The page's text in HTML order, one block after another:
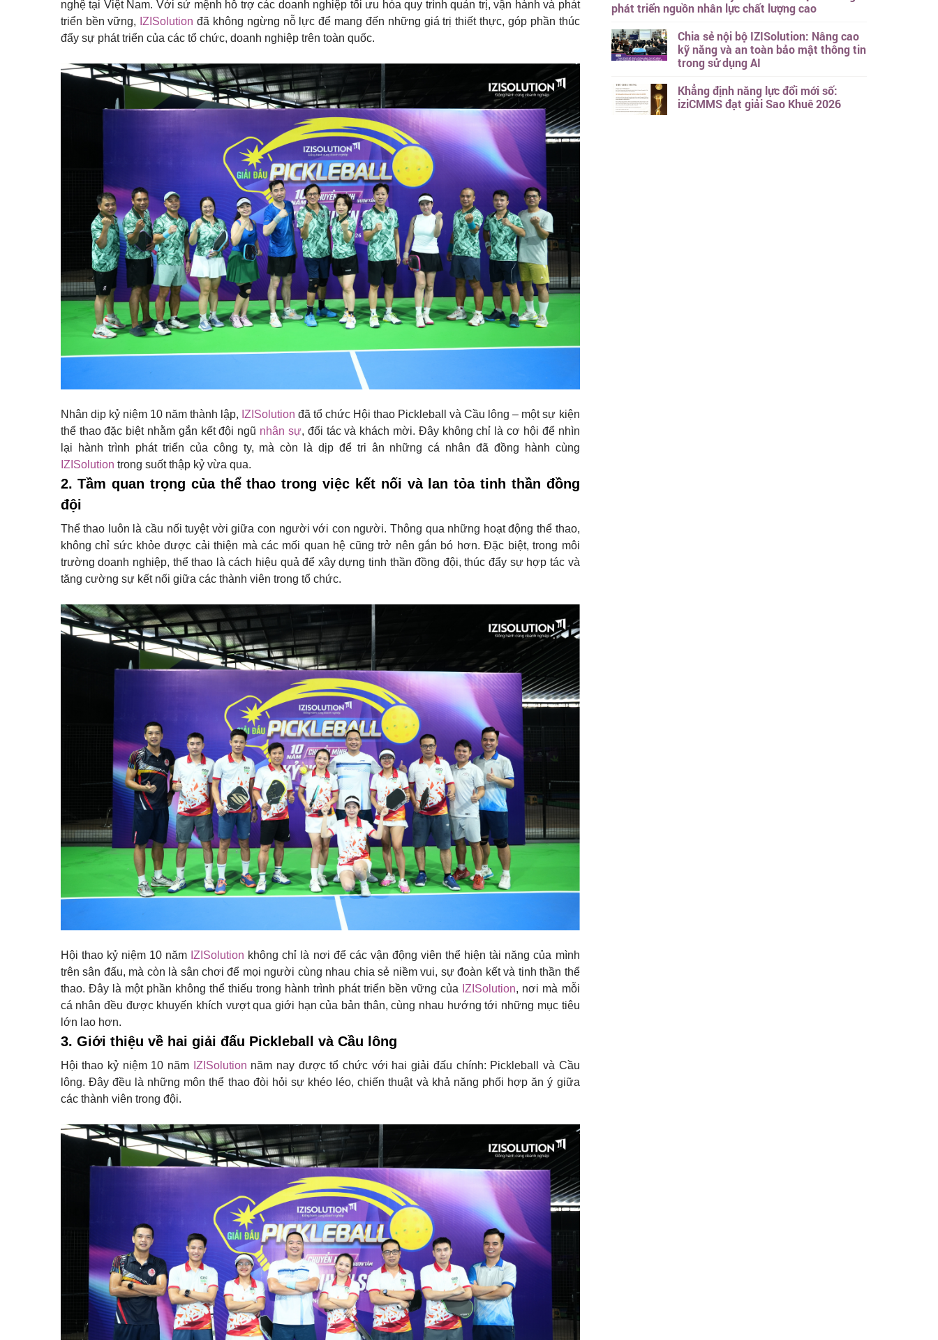
nghệ tại Việt Nam. Với sứ mệnh hỗ trợ các doanh nghiệp tối ưu hóa quy trình quản trị, vận hành và phát
triển bền vững, IZISolution đã không ngừng nỗ lực để mang đến những giá trị thiết thực, góp phần thúc
đẩy sự phát triển của các tổ chức, doanh nghiệp trên toàn quốc.
Nhân dịp kỷ niệm 10 năm thành lập, IZISolution đã tổ chức Hội thao Pickleball và Cầu lông – một sự kiện
thể thao đặc biệt nhằm gắn kết đội ngũ nhân sự, đối tác và khách mời. Đây không chỉ là cơ hội để nhìn
lại hành trình phát triển của công ty, mà còn là dịp để tri ân những cá nhân đã đồng hành cùng
IZISolution trong suốt thập kỷ vừa qua.
2. Tầm quan trọng của thể thao trong việc kết nối và lan tỏa tinh thần đồng
đội
Thể thao luôn là cầu nối tuyệt vời giữa con người với con người. Thông qua những hoạt động thể thao,
không chỉ sức khỏe được cải thiện mà các mối quan hệ cũng trở nên gắn bó hơn. Đặc biệt, trong môi
trường doanh nghiệp, thể thao là cách hiệu quả để xây dựng tinh thần đồng đội, thúc đẩy sự hợp tác và
tăng cường sự kết nối giữa các thành viên trong tổ chức.
Hội thao kỷ niệm 10 năm IZISolution không chỉ là nơi để các vận động viên thể hiện tài năng của mình
trên sân đấu, mà còn là sân chơi để mọi người cùng nhau chia sẻ niềm vui, sự đoàn kết và tinh thần thể
thao. Đây là một phần không thể thiếu trong hành trình phát triển bền vững của IZISolution, nơi mà mỗi
cá nhân đều được khuyến khích vượt qua giới hạn của bản thân, cùng nhau hướng tới những mục tiêu
lớn lao hơn.
3. Giới thiệu về hai giải đấu Pickleball và Cầu lông
Hội thao kỷ niệm 10 năm IZISolution năm nay được tổ chức với hai giải đấu chính: Pickleball và Cầu
lông. Đây đều là những môn thể thao đòi hỏi sự khéo léo, chiến thuật và khả năng phối hợp ăn ý giữa
các thành viên trong đội.
phát triển nguồn nhân lực chất lượng cao
Chia sẻ nội bộ IZISolution: Nâng cao
kỹ năng và an toàn bảo mật thông tin
trong sử dụng AI
Khẳng định năng lực đổi mới số:
iziCMMS đạt giải Sao Khuê 2026